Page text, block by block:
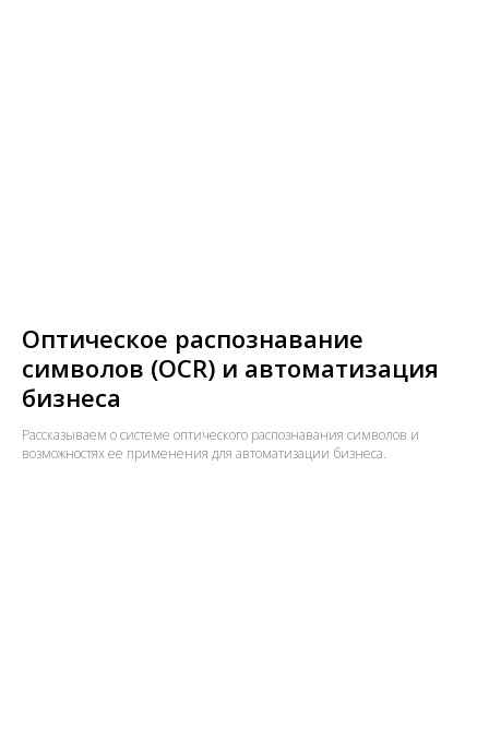
Оптическое распознавание
символов (OCR) и автоматизация
бизнеса
Рассказываем о системе оптического распознавания символов и
возможностях ее применения для автоматизации бизнеса.